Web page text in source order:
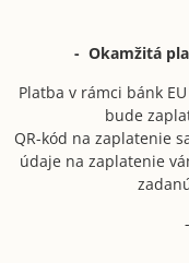
- Okamžitá
Platba v rámci bánk
bude
QR-kód na zaplatenie
údaje na zaplatenie
-